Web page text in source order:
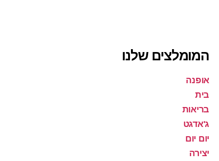
המומלצים שלנו
אופנה
בית
בריאות
ג'אדגט
יום יום
יצירה